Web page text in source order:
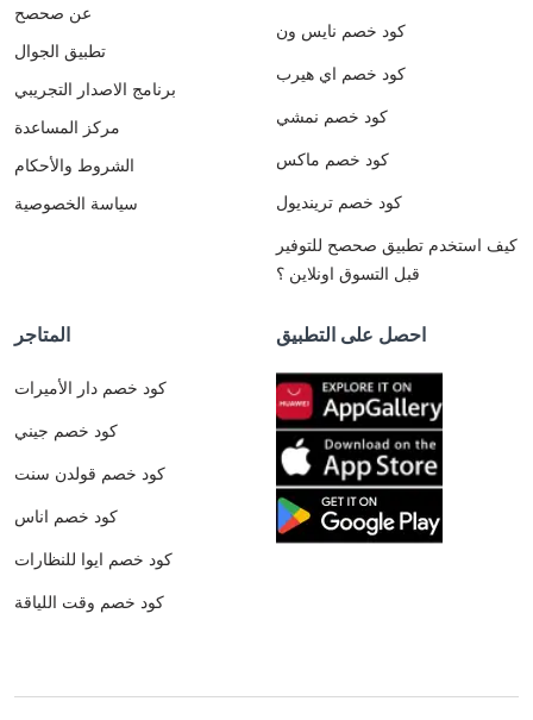
عن صحصح
تطبيق الجوال
برنامج الاصدار التجريبي
مركز المساعدة
الشروط والأحكام
سياسة الخصوصية
كود خصم نايس ون
كود خصم اي هيرب
كود خصم نمشي
كود خصم ماكس
كود خصم ترينديول
كيف استخدم تطبيق صحصح للتوفير
قبل التسوق اونلاين ؟
المتاجر
كود خصم دار الأميرات
كود خصم جيني
كود خصم قولدن سنت
كود خصم اناس
كود خصم ايوا للنظارات
كود خصم وقت اللياقة
احصل على التطبيق